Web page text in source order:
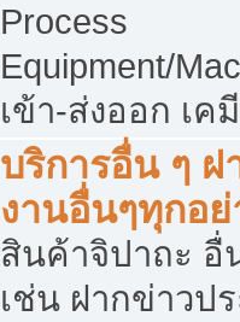
Process
Equipment/
เข้า-ส่งออก เ
บริการอื่น ๆ
งานอื่นๆทุกอ
สินค้าจิปาถะ อื่
เช่น ฝากข่าวป